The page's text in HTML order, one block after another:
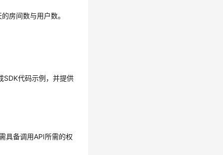
房间数与用户数。
SDK代码示例，并提供
具备调用API所需的权